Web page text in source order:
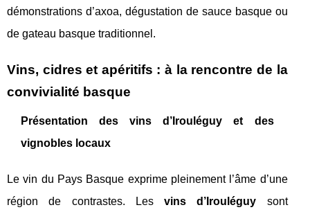
démonstrations d’axoa, dégustation de sauce basque ou
de gateau basque traditionnel.
Vins, cidres et apéritifs : à la rencontre de la
convivialité basque
Présentation des vins d’Irouléguy et des
vignobles locaux
Le vin du Pays Basque exprime pleinement l’âme d’une
région de contrastes. Lesvins d’Irouléguy sont